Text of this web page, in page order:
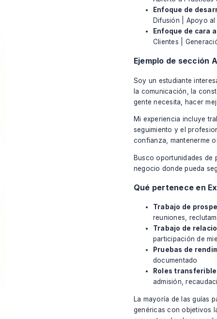
Enfoque de
Difusión | Apoyo al
Enfoque de cara
Clientes |
Ejemplo de sección
Soy un estudiante
la comunicación, la
gente necesita, hacer
Mi experiencia incluye
seguimiento y el
confianza, mantenerme
Busco oportunidades de
negocio donde pueda
Qué pertenece en
Trabajo de
reuniones,
Trabajo de
participación de
Pruebas de
documentado
Roles
admisión,
La mayoría de las guías
genéricas con objetivos